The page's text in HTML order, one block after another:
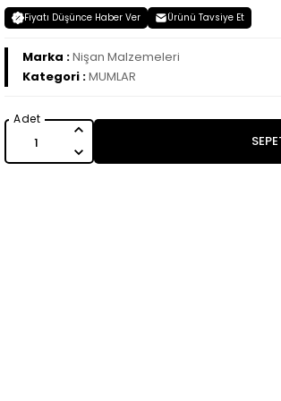
Fiyatı Düşünce Haber Ver Ürünü Tavsiye Et
Marka :Nişan Malzemeleri
Kategori :MUMLAR